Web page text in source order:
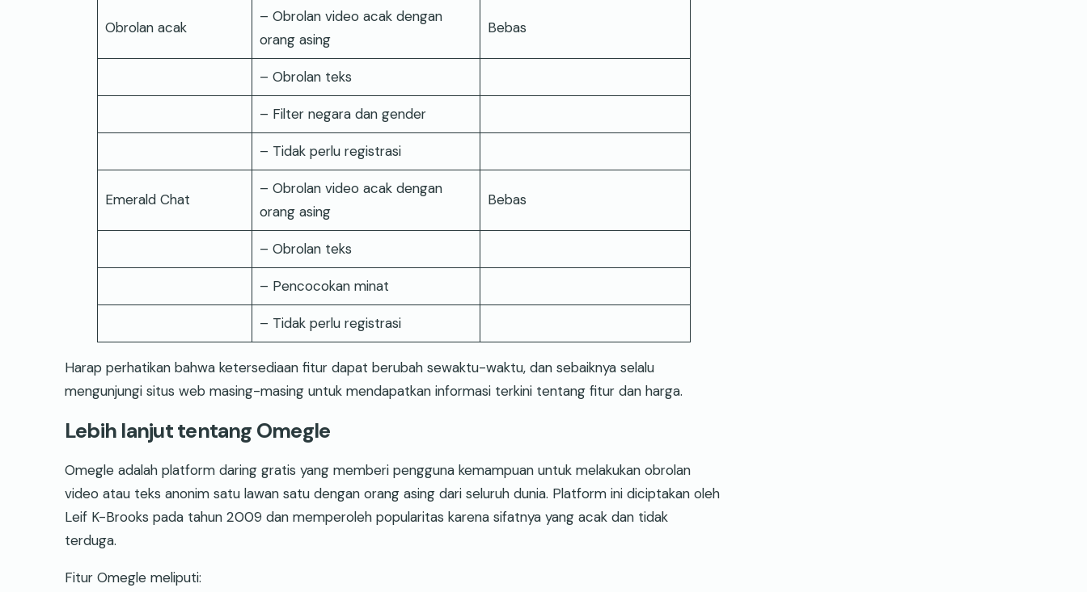
Obrolan acak
– Obrolan video acak dengan
orang asing
Bebas
– Obrolan teks
– Filter negara dan gender
– Tidak perlu registrasi
Emerald Chat
– Obrolan video acak dengan
orang asing
Bebas
– Obrolan teks
– Pencocokan minat
– Tidak perlu registrasi
Harap perhatikan bahwa ketersediaan fitur dapat berubah sewaktu-waktu, dan sebaiknya selalu
mengunjungi situs web masing-masing untuk mendapatkan informasi terkini tentang fitur dan harga.
Lebih lanjut tentang Omegle
Omegle adalah platform daring gratis yang memberi pengguna kemampuan untuk melakukan obrolan
video atau teks anonim satu lawan satu dengan orang asing dari seluruh dunia. Platform ini diciptakan oleh
Leif K-Brooks pada tahun 2009 dan memperoleh popularitas karena sifatnya yang acak dan tidak
terduga.
Fitur Omegle meliputi: